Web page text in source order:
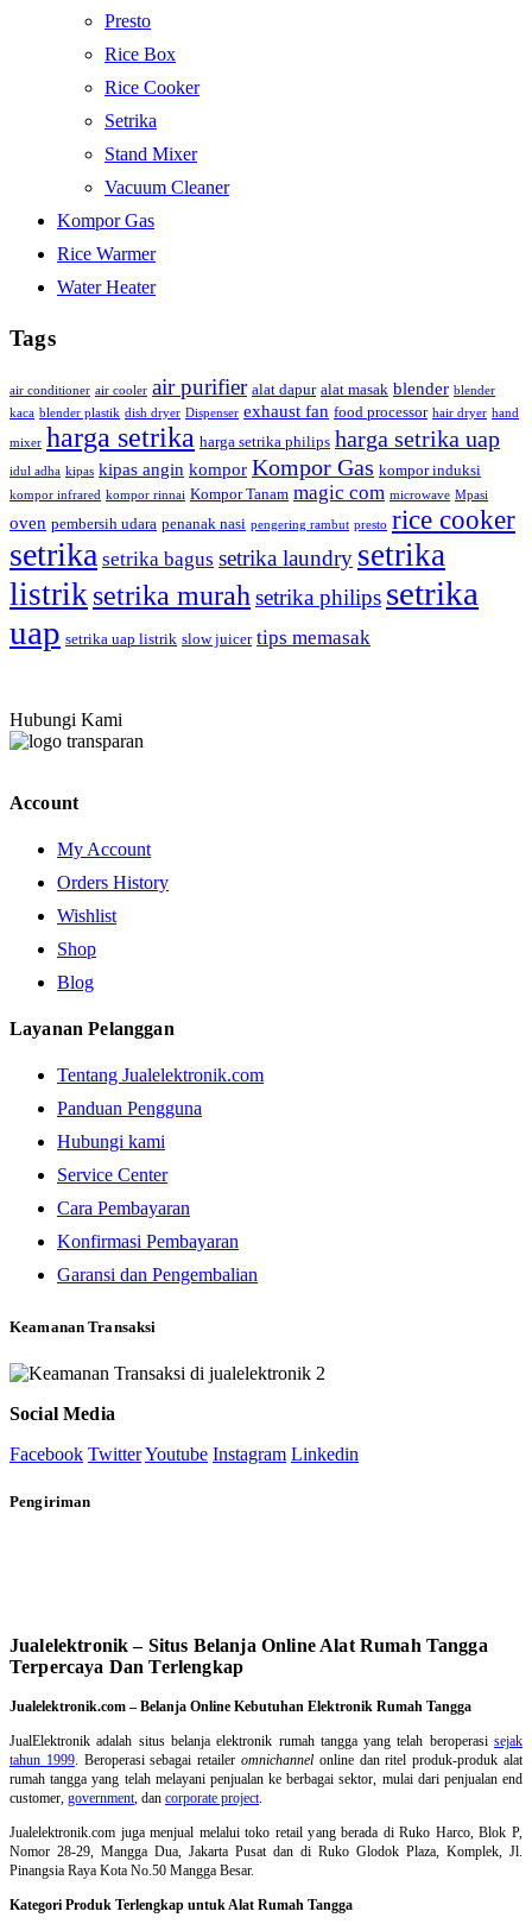
Presto
Rice Box
Rice Cooker
Setrika
Stand Mixer
Vacuum Cleaner
Kompor Gas
Rice Warmer
Water Heater
Tags
air conditioner air cooler air purifier alat dapur alat masak blender blender
kaca blender plastik dish dryer Dispenser exhaust fan food processor hair dryer hand
mixer harga setrika harga setrika philips harga setrika uap
idul adha kipas kipas angin kompor Kompor Gas kompor induksi
kompor infrared kompor rinnai Kompor Tanam magic com microwave Mpasi
oven pembersih udara penanak nasi pengering rambut presto rice cooker
setrika setrika bagus setrika laundry setrika
listriksetrika murah setrika philips setrika
uap setrika uap listrik slow juicer tips memasak
Hubungi Kami
Account
My Account
Orders History
Wishlist
Shop
Blog
Layanan Pelanggan
Tentang Jualelektronik.com
Panduan Pengguna
Hubungi kami
Service Center
Cara Pembayaran
Konfirmasi Pembayaran
Garansi dan Pengembalian
Keamanan Transaksi
Social Media
Facebook TwitterYoutube Instagram Linkedin
Pengiriman
Jualelektronik – Situs Belanja Online Alat Rumah Tangga
Terpercaya Dan Terlengkap
Jualelektronik.com – Belanja Online Kebutuhan Elektronik Rumah Tangga
JualElektronik adalah situs belanja elektronik rumah tanggayang telah beroperasisejak
tahun 1999. Beroperasi sebagai retaileromnichannel online dan ritel produk-produk alat
rumah tangga yang telah melayani penjualan ke berbagai sektor, mulai dari penjualan end
customer, government , dan corporate project
Jualelektronik.com juga menjual melalui toko retail yang berada di Ruko Harco, Blok P,
Nomor 28-29, Mangga Dua, Jakarta Pusat dan di Ruko Glodok Plaza, Komplek, Jl.
Pinangsia Raya Kota No.50 Mangga Besar.
Kategori Produk Terlengkap untuk Alat Rumah Tangga